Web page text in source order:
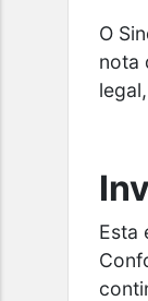
O
nota
Esta